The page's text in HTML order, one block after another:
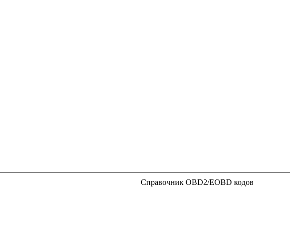
Справочник OBD2/EOBD кодов